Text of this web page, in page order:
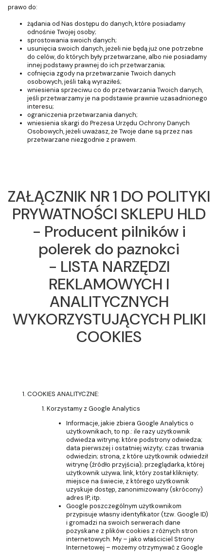
prawo do:
żądania od Nas dostępu do danych, które posiadamy
odnośnie Twojej osoby;
sprostowania swoich danych;
usunięcia swoich danych, jeżeli nie będą już one potrzebne
do celów, do których były przetwarzane, albo nie posiadamy
innej podstawy prawnej do ich przetwarzania;
cofnięcia zgody na przetwarzanie Twoich danych
osobowych, jeśli taką wyraziłeś;
wniesienia sprzeciwu co do przetwarzania Twoich danych,
jeśli przetwarzamy je na podstawie prawnie uzasadnionego
interesu;
ograniczenia przetwarzania danych;
wniesienia skargi do Prezesa Urzędu Ochrony Danych
Osobowych, jeżeli uważasz, że Twoje dane są przez nas
przetwarzane niezgodnie z prawem.
ZAŁĄCZNIK NR 1 DO POLITYKI
PRYWATNOŚCI SKLEPU HLD
- Producent pilników i
polerek do paznokci
- LISTA NARZĘDZI
REKLAMOWYCH I
ANALITYCZNYCH
WYKORZYSTUJĄCYCH PLIKI
COOKIES
COOKIES ANALITYCZNE:
Korzystamy z Google Analytics
Informacje, jakie zbiera Google Analytics o
użytkownikach, to np.: ile razy użytkownik
odwiedza witrynę; które podstrony odwiedza;
data pierwszej i ostatniej wizyty; czas trwania
odwiedzin; strona, z które użytkownik odwiedził
witrynę (źródło przyjścia); przeglądarka, której
użytkownik używa; link, który został kliknięty;
miejsce na świecie, z którego użytkownik
uzyskuje dostęp, zanonimizowany (skrócony)
adres IP, itp.
Google poszczególnym użytkownikom
przypisuje własny identyfikator (tzw. Google ID)
i gromadzi na swoich serwerach dane
pozyskane z plików cookies z różnych stron
internetowych. My – jako właściciel Strony
Internetowej – możemy otrzymywać z Google